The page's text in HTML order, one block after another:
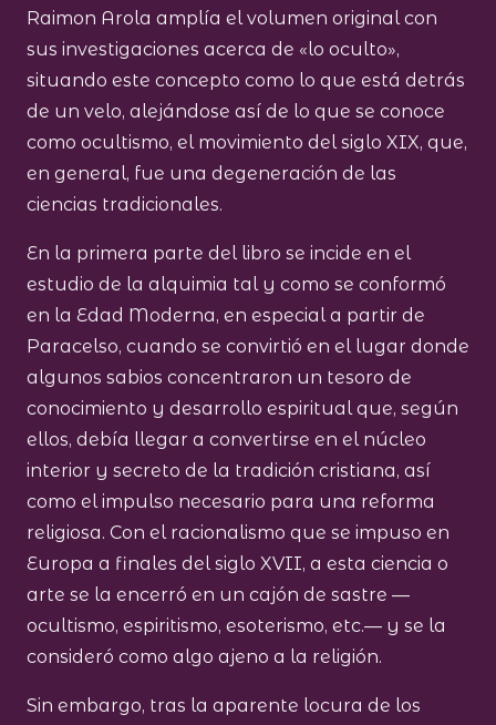
Raimon Arola amplía el volumen original con
sus investigaciones acerca de «lo oculto»,
situando este concepto como lo que está detrás
de un velo, alejándose así de lo que se conoce
como ocultismo, el movimiento del siglo XIX, que,
en general, fue una degeneración de las
ciencias tradicionales.
En la primera parte del libro se incide en el
estudio de la alquimia tal y como se conformó
en la Edad Moderna, en especial a partir de
Paracelso, cuando se convirtió en el lugar donde
algunos sabios concentraron un tesoro de
conocimiento y desarrollo espiritual que, según
ellos, debía llegar a convertirse en el núcleo
interior y secreto de la tradición cristiana, así
como el impulso necesario para una reforma
religiosa. Con el racionalismo que se impuso en
Europa a finales del siglo XVII, a esta ciencia o
arte se la encerró en un cajón de sastre —
ocultismo, espiritismo, esoterismo, etc.— y se la
consideró como algo ajeno a la religión.
Sin embargo, tras la aparente locura de los